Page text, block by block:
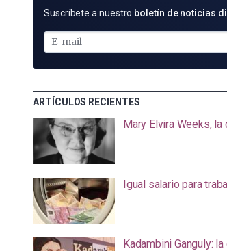
SUSCRÍBETE
E-
MAIL
Suscríbete a nuestro boletín de noticias
ARTÍCULOS RECIENTES
Mary Elvira Weeks,
Igual salario para
Kadambini Ganguly: